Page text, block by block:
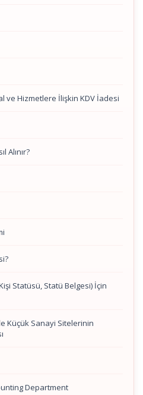
ve Hizmetlere İlişkin KDV İadesi
Alınır?
Statüsü, Statü Belgesi) İçin
Küçük Sanayi Sitelerinin
Department